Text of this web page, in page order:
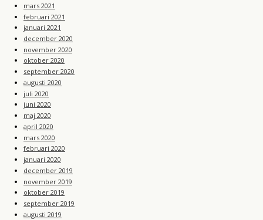
mars 2021
februari 2021
januari 2021
december 2020
november 2020
oktober 2020
september 2020
augusti 2020
juli 2020
juni 2020
maj 2020
april 2020
mars 2020
februari 2020
januari 2020
december 2019
november 2019
oktober 2019
september 2019
augusti 2019